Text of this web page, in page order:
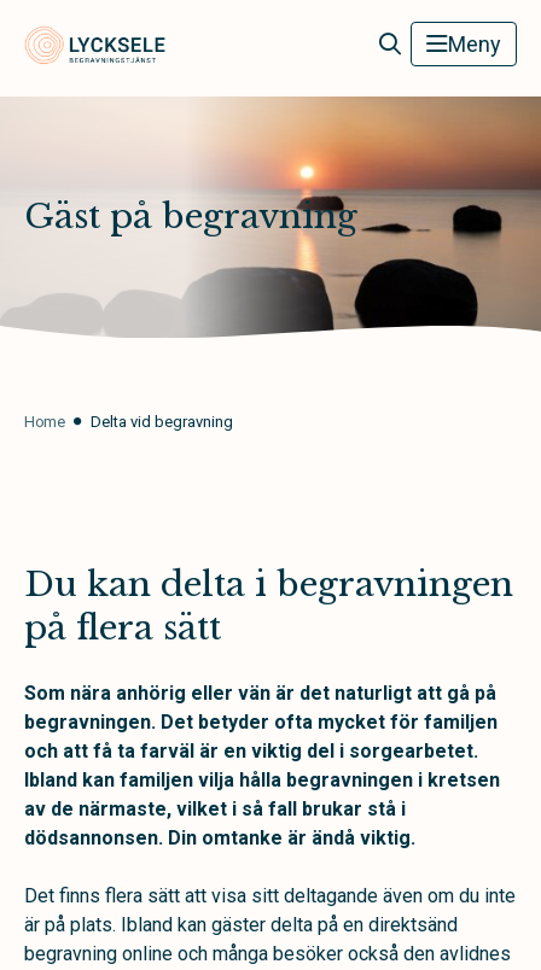
Meny
Gäst på begravning
Home Delta vid begravning
Du kan delta i begravningen
på flera sätt
Som nära anhörig eller vän är det naturligt att gå på
begravningen. Det betyder ofta mycket för familjen
och att få ta farväl är en viktig del i sorgearbetet.
Ibland kan familjen vilja hålla begravningen i kretsen
av de närmaste, vilket i så fall brukar stå i
dödsannonsen. Din omtanke är ändå viktig.
Det finns flera sätt att visa sitt deltagande även om du inte
är på plats. Ibland kan gäster delta på en direktsänd
begravning online och många besöker också den avlidnes